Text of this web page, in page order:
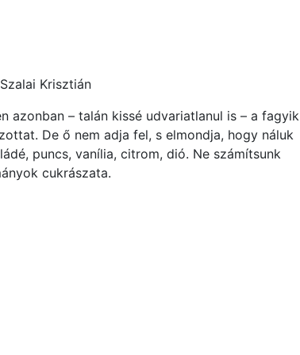
Krisztián
azonban – talán kissé udvariatlanul is – a fagyik
De ő nem adja fel, s elmondja, hogy náluk
puncs, vanília, citrom, dió. Ne számítsunk
cukrászata.